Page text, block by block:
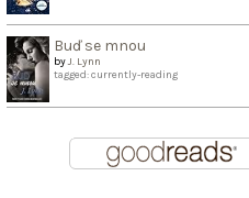
Buď se mnou
byJ. Lynn
tagged: currently-reading